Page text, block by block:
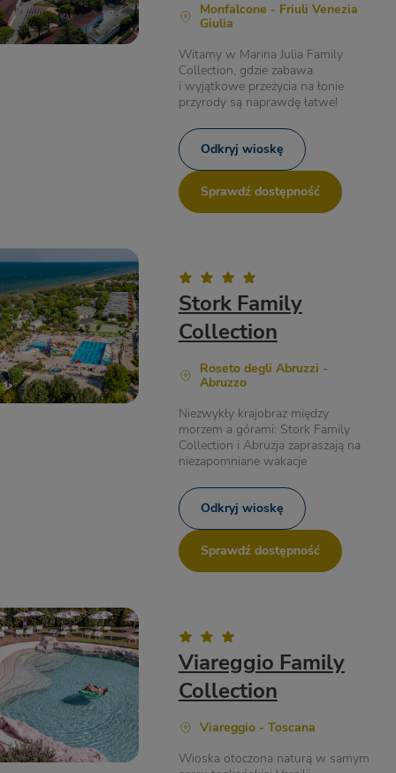
Monfalcone - Friuli Venezia
Giulia
Witamy w Marina Julia Family
Collection, gdzie zabawa
i wyjątkowe przeżycia na łonie
przyrody są naprawdę łatwe!
Odkryj wioskę
Sprawdź dostępność
Stork Family
Collection
Roseto degli Abruzzi -
Abruzzo
Niezwykły krajobraz między
morzem a górami: Stork Family
Collection i Abruzja zapraszają na
niezapomniane wakacje
Odkryj wioskę
Sprawdź dostępność
Viareggio Family
Collection
Viareggio - Toscana
Wioska otoczona naturą w samym